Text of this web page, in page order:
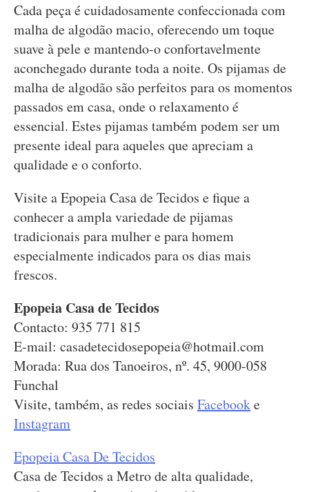
Cada peça é cuidadosamente confeccionada com
malha de algodão macio, oferecendo um toque
suave à pele e mantendo-o confortavelmente
aconchegado durante toda a noite. Os pijamas de
malha de algodão são perfeitos para os momentos
passados em casa, onde o relaxamento é
essencial. Estes pijamas também podem ser um
presente ideal para aqueles que apreciam a
qualidade e o conforto.
Visite a Epopeia Casa de Tecidos e fique a
conhecer a ampla variedade de pijamas
tradicionais para mulher e para homem
especialmente indicados para os dias mais
frescos.
Epopeia Casa de Tecidos
Contacto: 935 771 815
E-mail: casadetecidosepopeia@hotmail.com
Morada: Rua dos Tanoeiros, nº. 45, 9000-058
Funchal
Visite, também, as redes sociais Facebooke
Instagram
Epopeia Casa De Tecidos
Casa de Tecidos a Metro de alta qualidade,